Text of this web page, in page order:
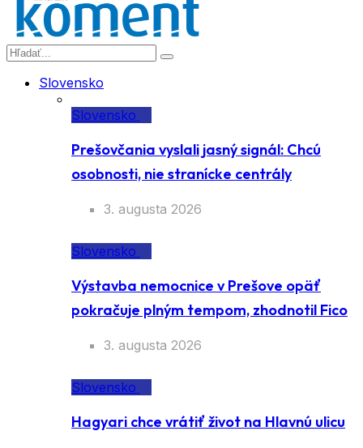
Slovensko
Slovensko
Prešovčania vyslali jasný signál: Chcú
osobnosti, nie stranícke centrály
3. augusta 2026
Slovensko
Výstavba nemocnice v Prešove opäť
pokračuje plným tempom, zhodnotil Fico
3. augusta 2026
Slovensko
Hagyari chce vrátiť život na Hlavnú ulicu